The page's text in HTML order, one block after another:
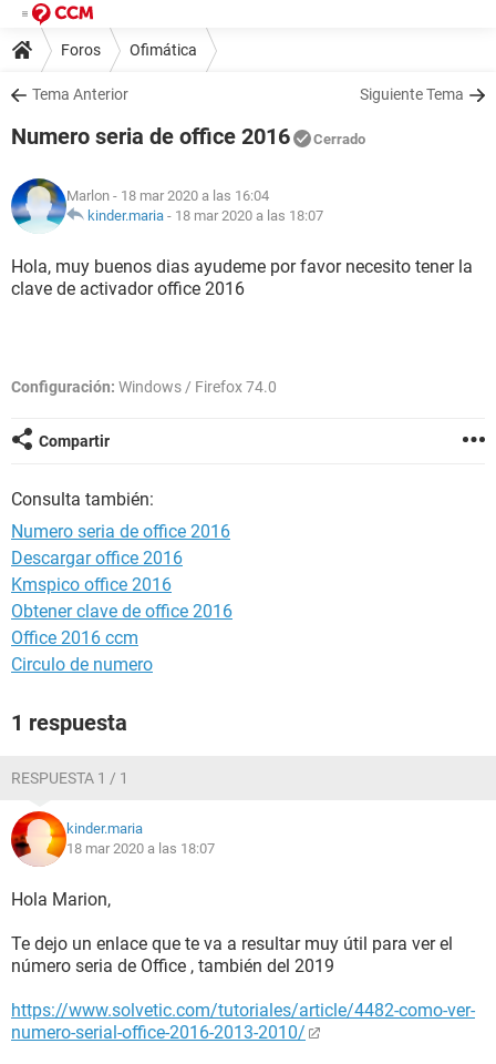
Foros Ofimática
Tema Anterior Siguiente Tema
Numero seria de office 2016 Cerrado
Marlon - 18 mar 2020 a las 16:04
kinder.maria - 18 mar 2020 a las 18:07
Hola, muy buenos dias ayudeme por favor necesito tener la
clave de activador office 2016
Configuración: Windows / Firefox 74.0
Compartir
Consulta también:
Numero seria de office 2016
Descargar office 2016
Kmspico office 2016
Obtener clave de office 2016
Office 2016 ccm
Circulo de numero
1 respuesta
RESPUESTA 1 / 1
kinder.maria
18 mar 2020 a las 18:07
Hola Marion,
Te dejo un enlace que te va a resultar muy útil para ver el
número seria de Office , también del 2019
https://www.solvetic.com/tutoriales/article/4482-como-ver-
numero-serial-office-2016-2013-2010/